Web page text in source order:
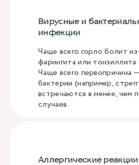
Вирусные и
инфекции
Чаще всего горло болит
фарингита или тонзиллита
Чаще всего первопричина
бактерии (например,
встречаются в менее, чем
случаев.
Аллергические реакции